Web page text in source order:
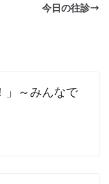
今日の往診
～みんなで